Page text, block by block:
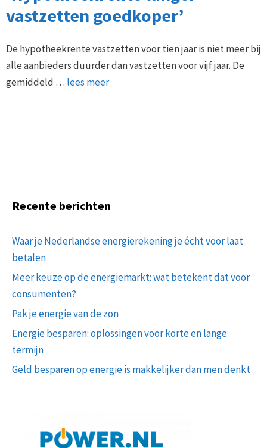
vastzetten goedkoper’
De hypotheekrente vastzetten voor tien jaar is niet meer bij
alle aanbieders duurder dan vastzetten voor vijf jaar. De
gemiddeld … lees meer
Recente berichten
Waar je Nederlandse energierekening je écht voor laat
betalen
Meer keuze op de energiemarkt: wat betekent dat voor
consumenten?
Pak je energie van de zon
Energie besparen: oplossingen voor korte en lange
termijn
Geld besparen op energie is makkelijker dan men denkt